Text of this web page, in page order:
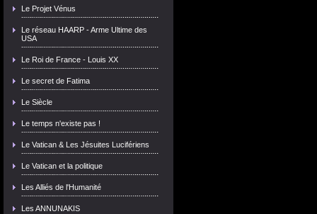
Le Projet Vénus
Le réseau HAARP - Arme Ultime des
USA
Le Roi de France - Louis XX
Le secret de Fatima
Le Siècle
Le temps n'existe pas !
Le Vatican & Les Jésuites Lucifériens
Le Vatican et la politique
Les Alliés de l'Humanité
Les ANNUNAKIS